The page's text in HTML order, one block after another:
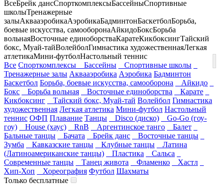
ВсеБрейк дансСпорткомплексыБассейныСпортивные
школыТренажерные
залыАквааэробикаАэробикаБадминтонБаскетболБорьба,
боевые искусства, самооборонаАйкидоБоксБорьба
вольнаяВосточные единоборстваКаратеКикбоксингТайский
бокс, Муай-тайВолейболГимнастика художественнаяЛегкая
атлетикаМини-футболНастольный теннис
Все Спорткомплексы Бассейны
Спортивные школы
Тренажерные залы Аквааэробика Аэробика Бадминтон
Баскетбол Борьба, боевые искусства, самооборона
Айкидо
Бокс
Борьба вольная Восточные единоборства
Карате
Кикбоксинг
Тайский бокс, Муай-тай Волейбол Гимнастика
художественная Легкая атлетика Мини-футбол Настольный
теннис ОФП Плавание Танцы Disco (диско)
Go-Go (гоу-
гоу)
House (хаус) RnB Аргентинское танго
Балет
Бальные танцы
Бачата Брейк данс
Восточные танцы
Зумба
Кавказские танцы Клубные танцы
Латина
(Латиноамериканские танцы)
Пластика
Сальса
Современные танцы
Танец живота Фламенко
Хастл
Хип-Хоп
Хореография Футбол Шахматы
Только бесплатные